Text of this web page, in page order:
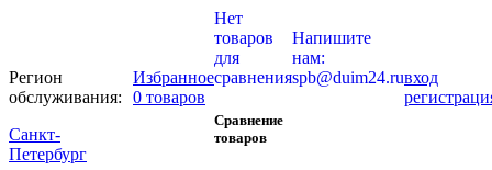
Регион
обслуживания:
Санкт-
Петербург
Избранное
0 товаров
Нет
товаров
для
сравнения
Сравнение
товаров
Напишите
нам:
spb@duim24.ruвход